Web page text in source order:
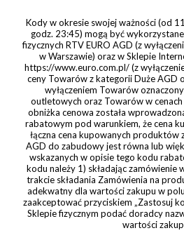
Kody w okresie swojej ważności (od
godz. 23:45) mogą być
fizycznych RTV EURO AGD (z
w Warszawie) oraz w Sklepie
https://www.euro.com.pl/ (z
ceny Towarów z kategorii Duże AGD
wyłączeniem Towarów
outletowych oraz Towarów w
obniżka cenowa została
rabatowym pod warunkiem, że cena
łączna cena kupowanych produktów
AGD do zabudowy jest równa lub
wskazanych w opisie tego kodu
kodu należy 1) składając zamówienie
trakcie składania Zamówienia na
adekwatny dla wartości zakupu w
zaakceptować przyciskiem „Zastosuj
Sklepie fizycznym podać doradcy
wartości